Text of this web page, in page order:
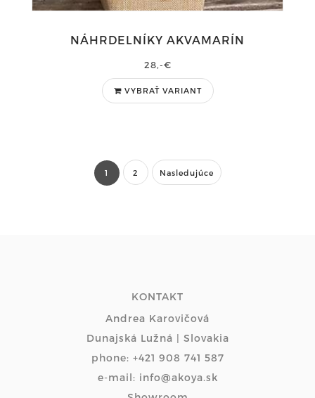
NÁHRDELNÍKY AKVAMARÍN
28,-€
VYBRAŤ VARIANT
1 2 Nasledujúce
KONTAKT
Andrea Karovičová
Dunajská Lužná | Slovakia
phone: +421 908 741 587
e-mail: info@akoya.sk